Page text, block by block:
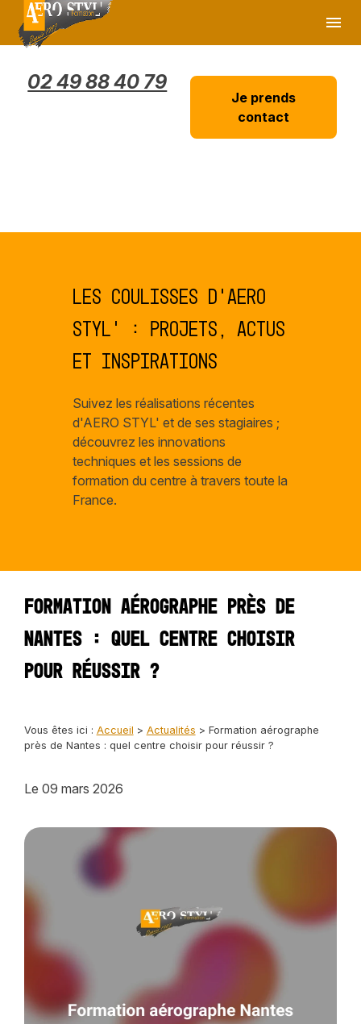
menu
02 49 88 40 79
Je prends
contact
Les coulisses d’AERO
STYL’ : projets, actus
et inspirations
Suivez les réalisations récentes
d'AERO STYL' et de ses stagiaires ;
découvrez les innovations
techniques et les sessions de
formation du centre à travers toute la
France.
Formation aérographe près de
Nantes : quel centre choisir
pour réussir ?
Vous êtes ici : Accueil > Actualités > Formation aérographe
près de Nantes : quel centre choisir pour réussir ?
Le 09 mars 2026
Panneau de gestion des cookies